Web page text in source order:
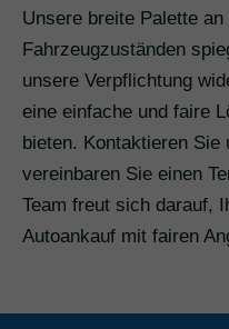
Unsere breite Palette
Fahrzeugzuständen
unsere Verpflichtung
eine einfache und faire
bieten. Kontaktieren
vereinbaren Sie einen
Team freut sich darauf,
Autoankauf mit fairen